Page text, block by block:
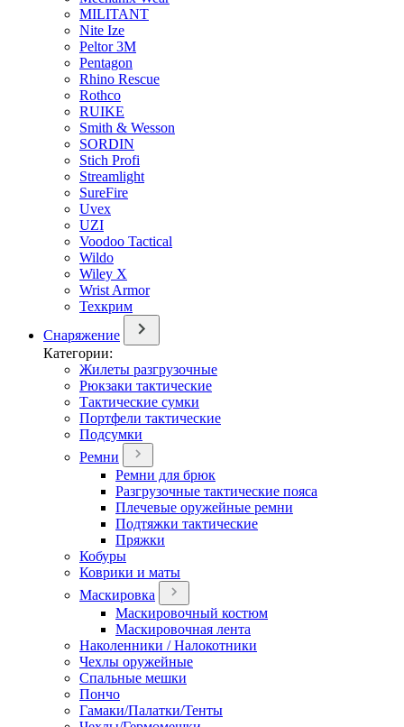
MILITANT
Nite Ize
Peltor 3M
Pentagon
Rhino Rescue
Rothco
RUIKE
Smith & Wesson
SORDIN
Stich Profi
Streamlight
SureFire
Uvex
UZI
Voodoo Tactical
Wildo
Wiley X
Wrist Armor
Техкрим
Снаряжение
Категории:
Жилеты разгрузочные
Рюкзаки тактические
Тактические сумки
Портфели тактические
Подсумки
Ремни
Ремни для брюк
Разгрузочные тактические пояса
Плечевые оружейные ремни
Подтяжки тактические
Пряжки
Кобуры
Коврики и маты
Маскировка
Маскировочный костюм
Маскировочная лента
Наколенники / Налокотники
Чехлы оружейные
Спальные мешки
Пончо
Гамаки/Палатки/Тенты